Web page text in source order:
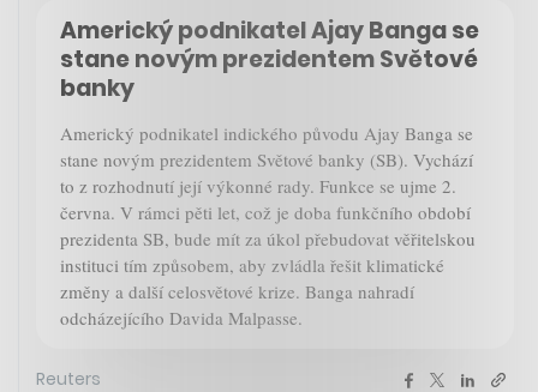
Americký podnikatel Ajay Banga se
stane novým prezidentem Světové
banky
Americký podnikatel indického původu Ajay Banga se
stane novým prezidentem Světové banky (SB). Vychází
to z rozhodnutí její výkonné rady. Funkce se ujme 2.
června. V rámci pěti let, což je doba funkčního období
prezidenta SB, bude mít za úkol přebudovat věřitelskou
instituci tím způsobem, aby zvládla řešit klimatické
změny a další celosvětové krize. Banga nahradí
odcházejícího Davida Malpasse.
Reuters